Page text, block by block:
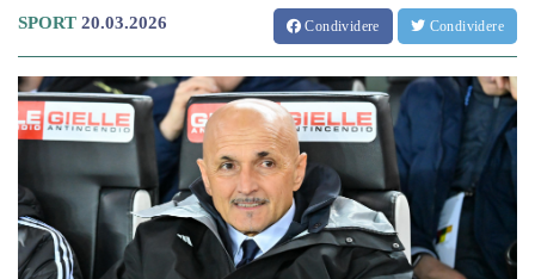
SPORT 20.03.2026 Condividere Condividere